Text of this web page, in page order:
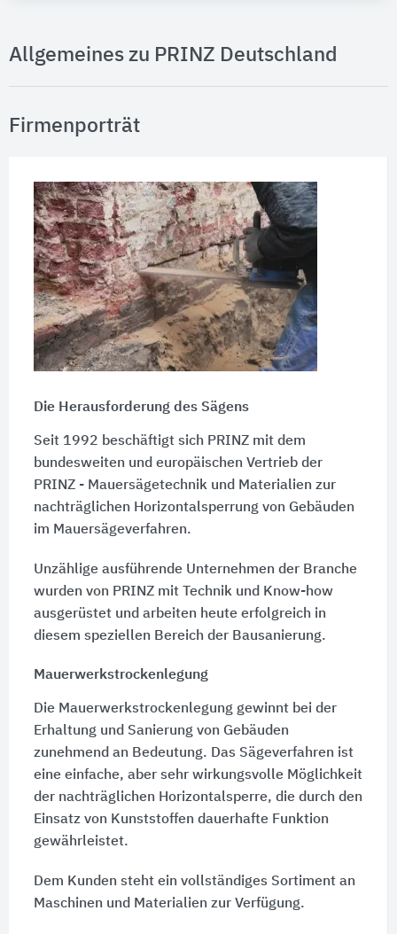
Allgemeines zu PRINZ Deutschland
Firmenporträt
Die Herausforderung des Sägens
Seit 1992 beschäftigt sich PRINZ mit dem
bundesweiten und europäischen Vertrieb der
PRINZ - Mauersägetechnik und Materialien zur
nachträglichen Horizontalsperrung von Gebäuden
im Mauersägeverfahren.
Unzählige ausführende Unternehmen der Branche
wurden von PRINZ mit Technik und Know-how
ausgerüstet und arbeiten heute erfolgreich in
diesem speziellen Bereich der Bausanierung.
Mauerwerkstrockenlegung
Die Mauerwerkstrockenlegung gewinnt bei der
Erhaltung und Sanierung von Gebäuden
zunehmend an Bedeutung. Das Sägeverfahren ist
eine einfache, aber sehr wirkungsvolle Möglichkeit
der nachträglichen Horizontalsperre, die durch den
Einsatz von Kunststoffen dauerhafte Funktion
gewährleistet.
Dem Kunden steht ein vollständiges Sortiment an
Maschinen und Materialien zur Verfügung.